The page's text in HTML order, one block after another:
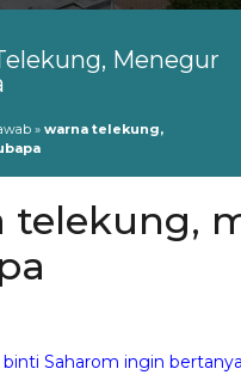
Menegur
» warna telekung,
telekung,
binti Saharom ingin bertanya